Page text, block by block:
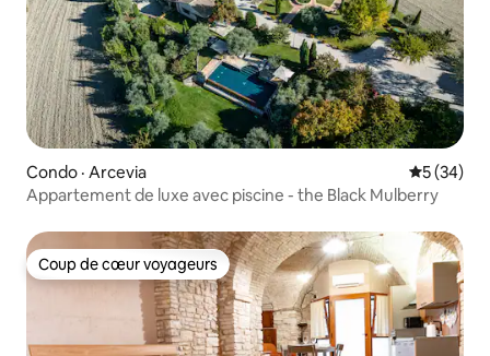
Condo · Arcevia Note
5 (34)
Appartement de luxe avec piscine - the Black Mulberry
Coup de cœur voyageurs
Coup de cœur voyageurs